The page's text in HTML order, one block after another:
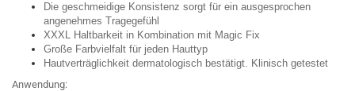
Die geschmeidige Konsistenz sorgt für ein ausgesprochen
angenehmes Tragegefühl
XXXL Haltbarkeit in Kombination mit Magic Fix
Große Farbvielfalt für jeden Hauttyp
Hautverträglichkeit dermatologisch bestätigt. Klinisch getestet
Anwendung: